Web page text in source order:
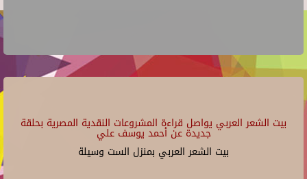
بيت الشعر العربي يواصل قراءة المشروعات النقدية المصرية بحلقة
جديدة عن أحمد يوسف علي
بيت الشعر العربي بمنزل الست وسيلة